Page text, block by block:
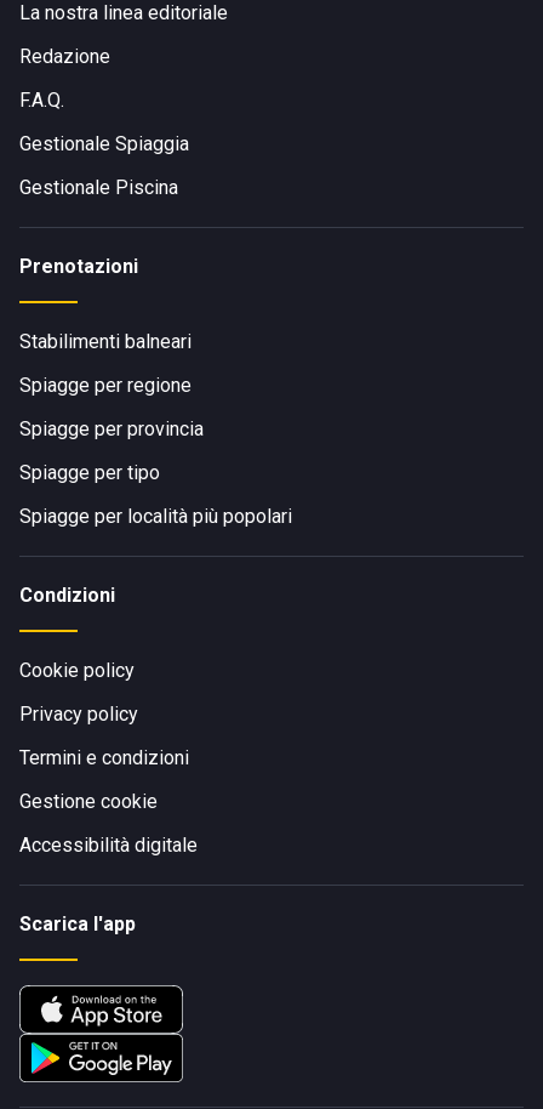
La nostra linea editoriale
Redazione
F.A.Q.
Gestionale Spiaggia
Gestionale Piscina
Prenotazioni
Stabilimenti balneari
Spiagge per regione
Spiagge per provincia
Spiagge per tipo
Spiagge per località più popolari
Condizioni
Cookie policy
Privacy policy
Termini e condizioni
Gestione cookie
Accessibilità digitale
Scarica l'app